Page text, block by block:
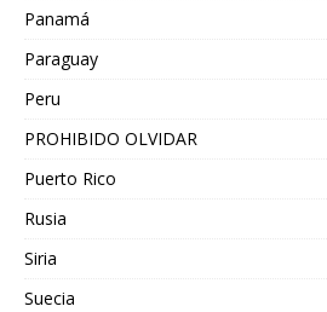
Panamá
Paraguay
Peru
PROHIBIDO OLVIDAR
Puerto Rico
Rusia
Siria
Suecia